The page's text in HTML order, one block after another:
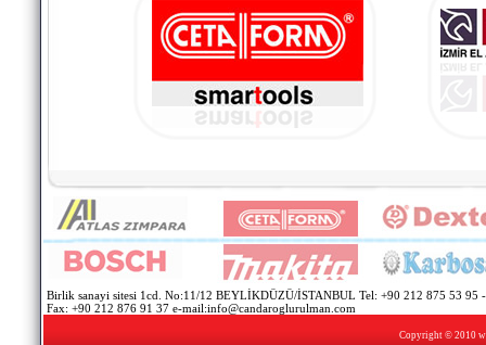
Birlik sanayi sitesi 1cd. No:11/12 BEYLİKDÜZÜ/İSTANBUL Tel: +90 212 875 53 95
Fax: +90 212 876 91 37 e-mail:info@candaroglurulman.com
Copyright © 2010